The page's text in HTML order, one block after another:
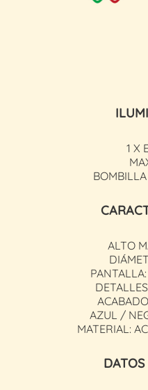
1 X
ALTO
AZUL /
MATERIAL:
DATOS